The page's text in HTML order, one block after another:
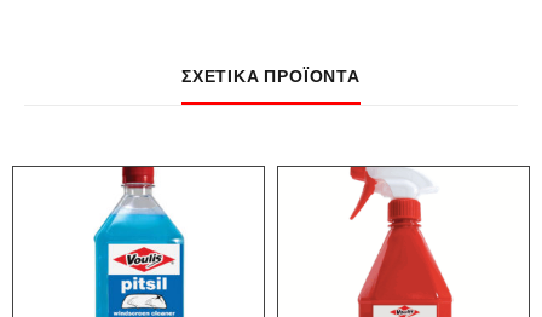
ΣΧΕΤΙΚΆ ΠΡΟΪΌΝΤΑ